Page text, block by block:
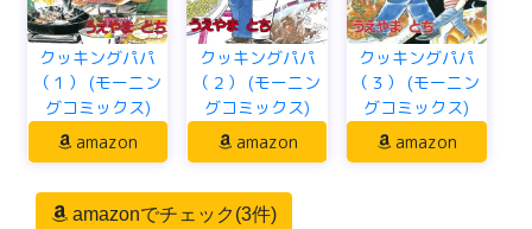
クッキングパパ
（１） (モーニン
グコミックス)
amazon
クッキングパパ
（２） (モーニン
グコミックス)
amazon
クッキングパパ
（３） (モーニン
グコミックス)
amazon
amazonでチェック(3件)